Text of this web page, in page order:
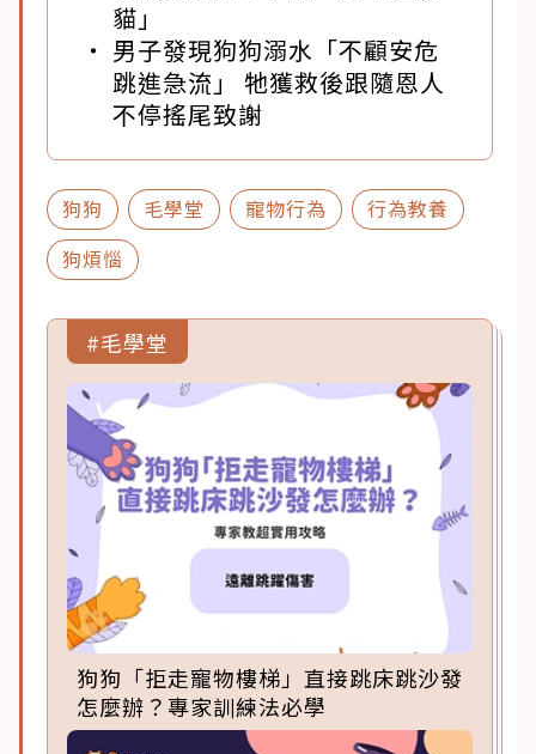
貓」
男子發現狗狗溺水「不顧安危
跳進急流」 牠獲救後跟隨恩人
不停搖尾致謝
狗狗 毛學堂 寵物行為
行為教養
狗煩惱
#毛學堂
狗狗「拒走寵物樓梯」直接跳床跳沙發
怎麼辦？專家訓練法必學